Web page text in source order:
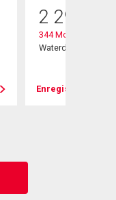
2 299
344 Mountain
Waterdown, ON
Enregistrer